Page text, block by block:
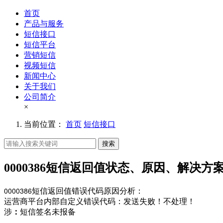
首页
产品与服务
短信接口
短信平台
营销短信
视频短信
新闻中心
关于我们
公司简介
×
当前位置： 首页 短信接口
搜索
0000386短信返回值状态、原因、解决方
0000386短信返回值错误代码原因分析：
运营商平台内部自定义错误代码：发送失败！不处理！
涉 ： 短信签名未报备